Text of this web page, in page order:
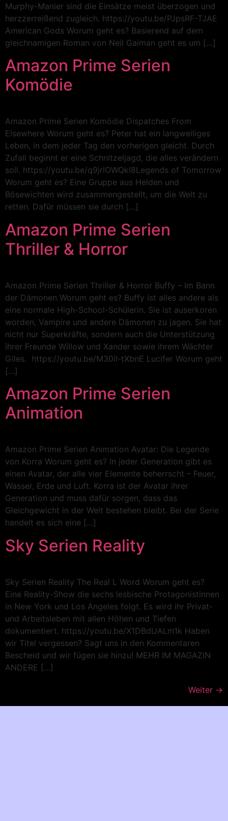
Murphy-Manier sind die Einsätze meist überzogen und
herzzerreißend zugleich. https://youtu.be/PJpsRF-TJAE
American Gods Worum geht es? Basierend auf dem
gleichnamigen Roman von Neil Gaiman geht es um […]
Amazon Prime Serien
Komödie
Amazon Prime Serien Komödie Dispatches From
Elsewhere Worum geht es? Peter hat ein langweiliges
Leben, in dem jeder Tag den vorherigen gleicht. Durch
Zufall beginnt er eine Schnitzeljagd, die alles verändern
soll. https://youtu.be/q9jrlOWQkI8Legends of Tomorrow
Worum geht es? Eine Gruppe aus Helden und
Bösewichten wird zusammengestellt, um die Welt zu
retten. Dafür müssen sie durch […]
Amazon Prime Serien
Thriller & Horror
Amazon Prime Serien Thriller & Horror Buffy – Im Bann
der Dämonen Worum geht es? Buffy ist alles andere als
eine normale High-School-Schülerin. Sie ist auserkoren
worden, Vampire und andere Dämonen zu jagen. Sie hat
nicht nur Superkräfte, sondern auch die Unterstützung
ihrer Freunde Willow und Xander sowie ihrem Wächter
Giles. https://youtu.be/M30iI-tXbnE Lucifer Worum geht
[…]
Amazon Prime Serien
Animation
Amazon Prime Serien Animation Avatar: Die Legende
von Korra Worum geht es? In jeder Generation gibt es
einen Avatar, der alle vier Elemente beherrscht – Feuer,
Wasser, Erde und Luft. Korra ist der Avatar ihrer
Generation und muss dafür sorgen, dass das
Gleichgewicht in der Welt bestehen bleibt. Bei der Serie
handelt es sich eine […]
Sky Serien Reality
Sky Serien Reality The Real L Word Worum geht es?
Eine Reality-Show die sechs lesbische Protagonistinnen
in New York und Los Angeles folgt. Es wird ihr Privat-
und Arbeitsleben mit allen Höhen und Tiefen
dokumentiert. https://youtu.be/X1DBdUALm1k Haben
wir Titel vergessen? Sagt uns in den Kommentaren
Bescheid und wir fügen sie hinzu! MEHR IM MAGAZIN
ANDERE […]
Weiter →